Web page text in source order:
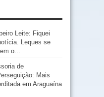
Leite: Fiquei
Leques se
o...
de
Mais
em Araguaína